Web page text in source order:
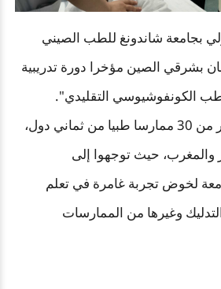
بجامعة شاندونغ للطب الصيني
بشرقي الصين مؤخرا دورة تدريبية
الكونفوشيوسي التقليدي".
وشارك في الدورة أكثر من 30 ممارسا طبيا من ثماني دول،
والمغرب، حيث توجهوا إلى
لخوض تجربة غامرة في تعلم
وغيرها من الممارسات